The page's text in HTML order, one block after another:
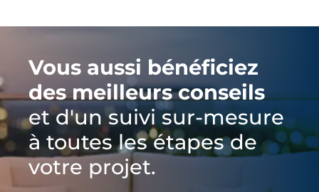
Vous aussi bénéficiez
des meilleurs conseils
et d'un suivi sur-mesure
à toutes les étapes de
votre projet.